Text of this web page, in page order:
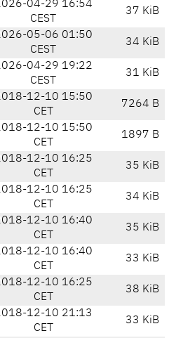
04-29 16:54
CEST
37 KiB
05-06 01:50
CEST
34 KiB
04-29 19:22
CEST
31 KiB
12-10 15:50
CET
7264 B
12-10 15:50
CET
1897 B
12-10 16:25
CET
35 KiB
12-10 16:25
CET
34 KiB
12-10 16:40
CET
35 KiB
12-10 16:40
CET
33 KiB
12-10 16:25
CET
38 KiB
12-10 21:13
CET
33 KiB